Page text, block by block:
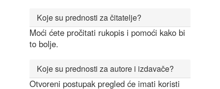
Koje su prednosti za čitatelje?
Moći ćete pročitati rukopis i pomoći kako bi
to bolje.
Koje su prednosti za autore i izdavače?
Otvoreni postupak pregled će imati koristi